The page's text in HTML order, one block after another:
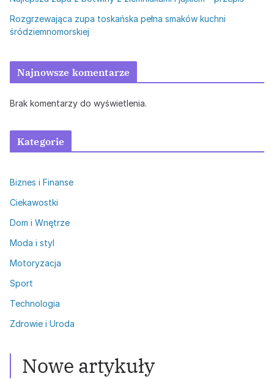
Rozgrzewająca zupa toskańska pełna smaków kuchni
śródziemnomorskiej
Najnowsze komentarze
Brak komentarzy do wyświetlenia.
Kategorie
Biznes i Finanse
Ciekawostki
Dom i Wnętrze
Moda i styl
Motoryzacja
Sport
Technologia
Zdrowie i Uroda
Nowe artykuły